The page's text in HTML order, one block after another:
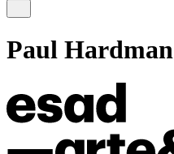
Paul Hardman